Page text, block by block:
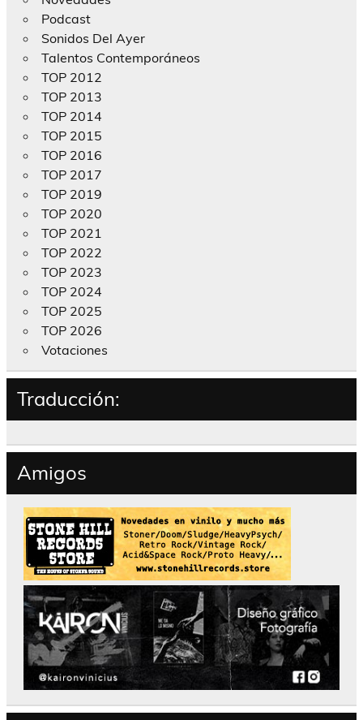
Podcast
Sonidos Del Ayer
Talentos Contemporáneos
TOP 2012
TOP 2013
TOP 2014
TOP 2015
TOP 2016
TOP 2017
TOP 2019
TOP 2020
TOP 2021
TOP 2022
TOP 2023
TOP 2024
TOP 2025
TOP 2026
Votaciones
Traducción:
Amigos